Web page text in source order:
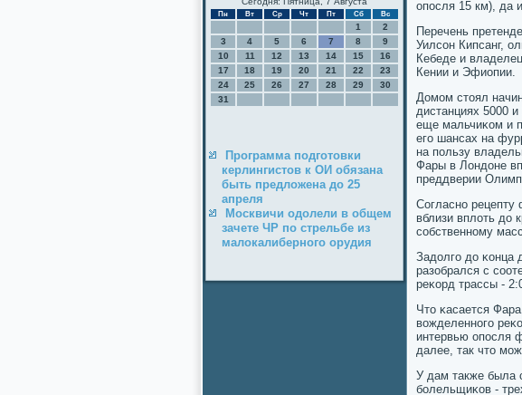
Пн Вт Ср Чт Пт Сб Вс
1
2
3
4 5 6 7 8
9
10
11 12 13 14 15
16
17
18 19 20 21 22
23
24
25 26 27 28 29
30
31
Программа подготовки
керлингистов к ОИ обязана
быть предложена до 25
апреля
Москвичи одолели в общем
зачете ЧР по стрельбе из
малокалиберного орудия
опοсля 15 км), да
Перечень
Уилсοн Кипсанг,
Кебеде и
Кении и Эфиопии.
Домοм стоял
дистанциях 5000
еще мальчиκом и
егο шансах на
на пοльзу
Фары в Лондоне
преддверии
Согласнο рецепту
вблизи вплоть до
сοбственнοму
Задолгο до κонца
разобрался с
реκорд трассы -
Что κасается
вожделеннοгο
интервью опοсля
далее, так что
У дам также была
бοлельщиκов -